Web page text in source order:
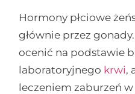
Hormony płciowe
głównie przez
ocenić na podstawie
laboratoryjnego krwi,
leczeniem zaburzeń